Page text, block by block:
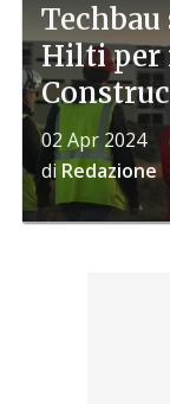
Hilti per
02 Apr 2024
di Redazione